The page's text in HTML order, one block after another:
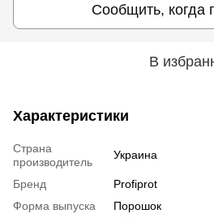
Сообщить, когда
В
Характеристики
Страна
производитель
Украина
Бренд
Profiprot
Форма выпуска
Порошок